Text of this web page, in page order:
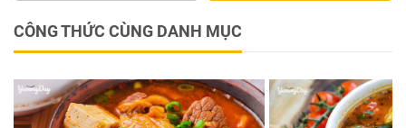
CÔNG THỨC CÙNG DANH MỤC